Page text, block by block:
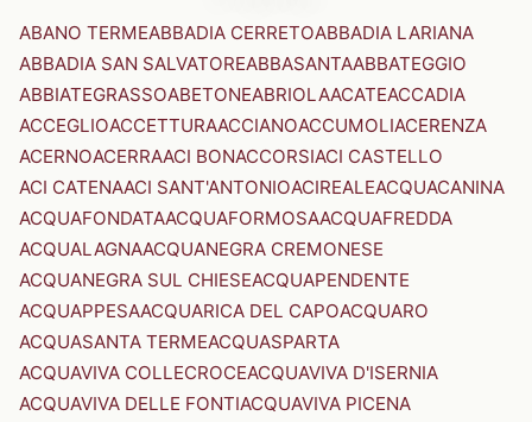
ABANO TERMEABBADIA CERRETOABBADIA LARIANA
ABBADIA SAN SALVATOREABBASANTAABBATEGGIO
ABBIATEGRASSOABETONEABRIOLAACATEACCADIA
ACCEGLIOACCETTURAACCIANOACCUMOLIACERENZA
ACERNOACERRAACI BONACCORSIACI CASTELLO
ACI CATENAACI SANT'ANTONIOACIREALEACQUACANINA
ACQUAFONDATAACQUAFORMOSAACQUAFREDDA
ACQUALAGNAACQUANEGRA CREMONESE
ACQUANEGRA SUL CHIESEACQUAPENDENTE
ACQUAPPESAACQUARICA DEL CAPOACQUARO
ACQUASANTA TERMEACQUASPARTA
ACQUAVIVA COLLECROCEACQUAVIVA D'ISERNIA
ACQUAVIVA DELLE FONTIACQUAVIVA PICENA